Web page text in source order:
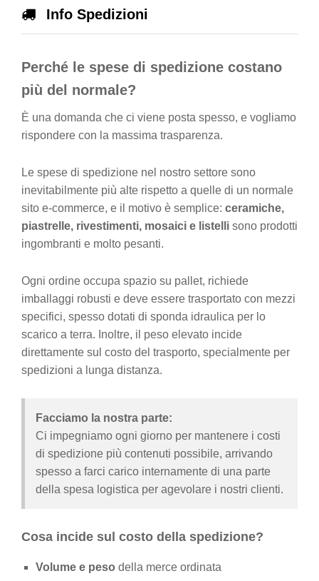
Info Spedizioni
Perché le spese di spedizione costano
più del normale?
È una domanda che ci viene posta spesso, e vogliamo
rispondere con la massima trasparenza.
Le spese di spedizione nel nostro settore sono
inevitabilmente più alte rispetto a quelle di un normale
sito e-commerce, e il motivo è semplice: ceramiche,
piastrelle, rivestimenti, mosaici e listelli sono prodotti
ingombranti e molto pesanti.
Ogni ordine occupa spazio su pallet, richiede
imballaggi robusti e deve essere trasportato con mezzi
specifici, spesso dotati di sponda idraulica per lo
scarico a terra. Inoltre, il peso elevato incide
direttamente sul costo del trasporto, specialmente per
spedizioni a lunga distanza.
Facciamo la nostra parte:
Ci impegniamo ogni giorno per mantenere i costi
di spedizione più contenuti possibile, arrivando
spesso a farci carico internamente di una parte
della spesa logistica per agevolare i nostri clienti.
Cosa incide sul costo della spedizione?
Volume e peso della merce ordinata